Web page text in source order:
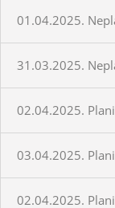
01.04.2025.
31.03.2025.
02.04.2025.
03.04.2025.
02.04.2025.